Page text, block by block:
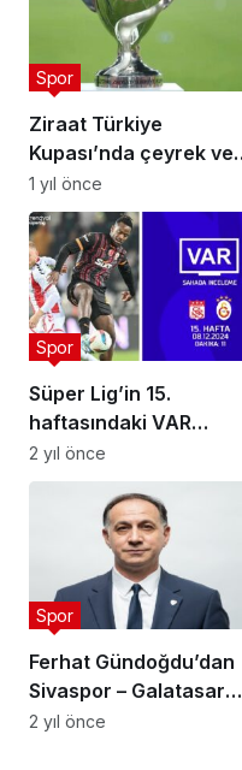
Ziraat Türkiye
Kupası’nda çeyrek ve
yarı final eşleşmeler
belli oldu
Spor
1 yıl önce
Süper Lig’in 15.
haftasındaki VAR
kayıtları
Spor
2 yıl önce
Ferhat Gündoğdu’dan
Sivaspor – Galatasaray
Maçı Hakemi
Spor
2 yıl önce